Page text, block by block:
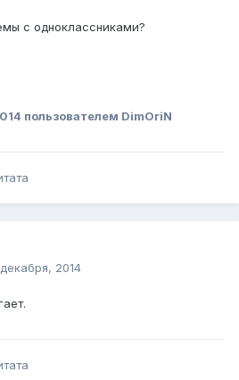
с одноклассниками?
пользователем DimOriN
декабря, 2014